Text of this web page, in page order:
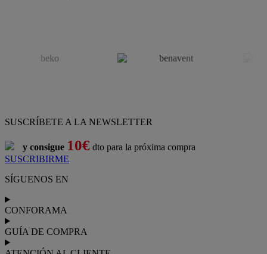
SUSCRÍBETE A LA NEWSLETTER
y consigue 10€ dto para la próxima compra
SUSCRIBIRME
SÍGUENOS EN
CONFORAMA
GUÍA DE COMPRA